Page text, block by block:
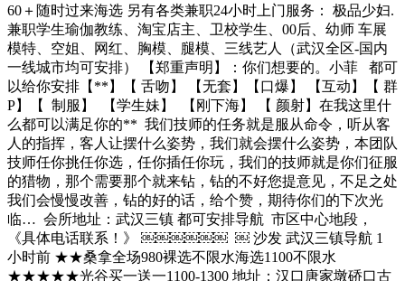
60＋随时过来海选 另有各类兼职24小时上门服务： 极品少妇.
兼职学生瑜伽教练、淘宝店主、卫校学生、00后、幼师 车展
模特、空姐、网红、胸模、腿模、三线艺人（武汉全区-国内
一线城市均可安排） 【郑重声明】：你们想要的。小菲 都可
以给你安排【**】【 舌吻】 【无套】【口爆】 【互动】【 群
P】【 制服】 【学生妹】 【刚下海】 【 颜射】在我这里什
么都可以满足你的** 我们技师的任务就是服从命令，听从客
人的指挥，客人让摆什么姿势，我们就会摆什么姿势，本团队
技师任你挑任你选，任你插任你玩，我们的技师就是你们征服
的猎物，那个需要那个就来钻，钻的不好您提意见，不足之处
我们会慢慢改善，钻的好的话，给个赞，期待你们的下次光
临… 会所地址：武汉三镇 都可安排导航 市区中心地段，
《具体电话联系！》 ￼￼￼￼￼￼ ￼ 沙发 武汉三镇导航 1
小时前 ★★桑拿全场980裸选不限水海选1100不限水
★★★★★光谷买一送一1100-1300 地址：汉口唐家墩硚口古